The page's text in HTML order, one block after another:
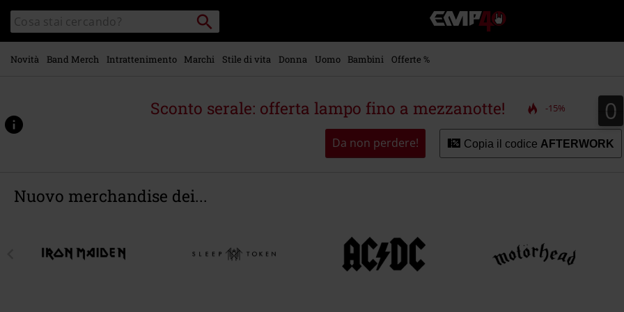
contenuto
principale
Cerca
nel
catalogo
Cerca
Punto
di
ritiro
EMP
-
Musica,
Videogame
-
Abbigliamento
Novità Band Merch Intrattenimento Marchi Stile di vita Donna Uomo Bambini Offerte %
Sconto serale: offerta lampo fino a mezzanotte! -15% 0
0
Da non perdere! Copia il codice AFTERWORK
Nuovo merchandise dei...